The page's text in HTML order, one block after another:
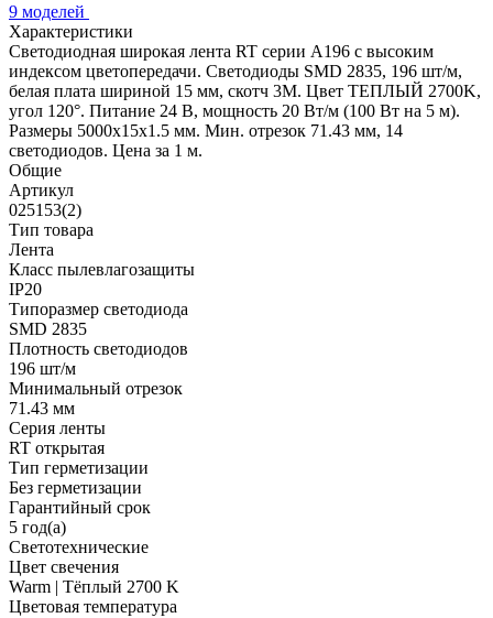
9 моделей
Характеристики
Светодиодная широкая лента RT серии A196 с высоким
индексом цветопередачи. Светодиоды SMD 2835, 196 шт/м,
белая плата шириной 15 мм, скотч 3М. Цвет ТЕПЛЫЙ 2700K,
угол 120°. Питание 24 В, мощность 20 Вт/м (100 Вт на 5 м).
Размеры 5000х15х1.5 мм. Мин. отрезок 71.43 мм, 14
светодиодов. Цена за 1 м.
Общие
Артикул
025153(2)
Тип товара
Лента
Класс пылевлагозащиты
IP20
Типоразмер светодиода
SMD 2835
Плотность светодиодов
196 шт/м
Минимальный отрезок
71.43 мм
Серия ленты
RT открытая
Тип герметизации
Без герметизации
Гарантийный срок
5 год(а)
Светотехнические
Цвет свечения
Warm | Тёплый 2700 K
Цветовая температура